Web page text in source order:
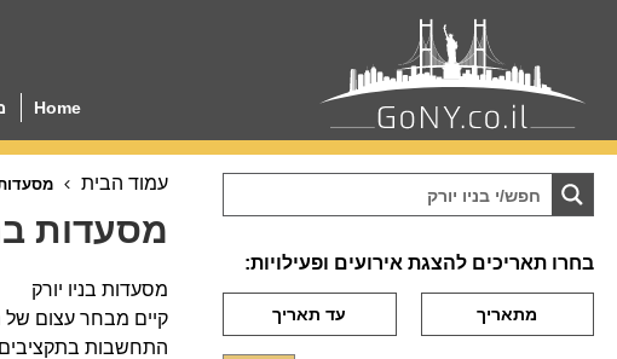
Home
עמוד הבית מסעדות
מסעדות
מסעדות בניו יורק
התחשבות בתקציבים
בחרו תאריכים להצגת אירועים ופעילויות: